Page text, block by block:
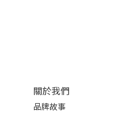
關於我們
品牌故事